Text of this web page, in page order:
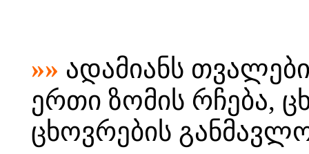
»» ადამიანს
ერთი ზომის რჩება,
ცხოვრების